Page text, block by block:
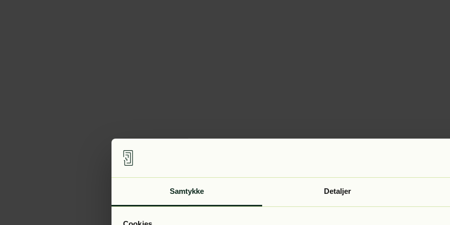
Samtykke Detaljer